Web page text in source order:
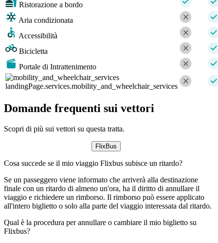
Ristorazione a bordo
Aria condizionata
Accessibilità
Bicicletta
Portale di Intrattenimento
landingPage.services.mobility_and_wheelchair_services
Domande frequenti sui vettori
Scopri di più sui vettori su questa tratta.
FlixBus
Cosa succede se il mio viaggio Flixbus subisce un ritardo?
Se un passeggero viene informato che arriverà alla destinazione
finale con un ritardo di almeno un'ora, ha il diritto di annullare il
viaggio e richiedere un rimborso. Il rimborso può essere applicato
all'intero biglietto o solo alla parte del viaggio interessata dal ritardo.
Qual è la procedura per annullare o cambiare il mio biglietto su
Flixbus?